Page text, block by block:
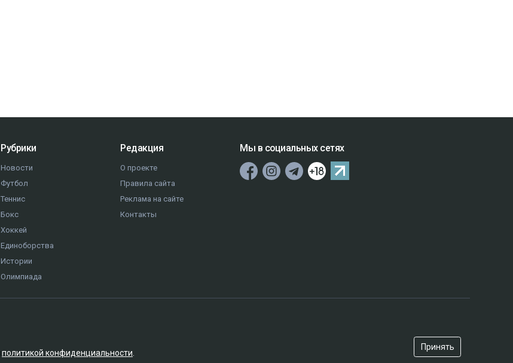
Рубрики
Новости
Футбол
Теннис
Бокс
Хоккей
Единоборства
Истории
Олимпиада
Редакция
О проекте
Правила сайта
Реклама на сайте
Контакты
Мы в социальных сетях
политикой конфиденциальности
Принять